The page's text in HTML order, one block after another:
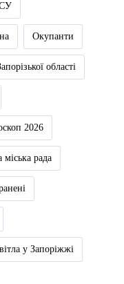
Окупанти
області
2026
міська рада
у Запоріжжі